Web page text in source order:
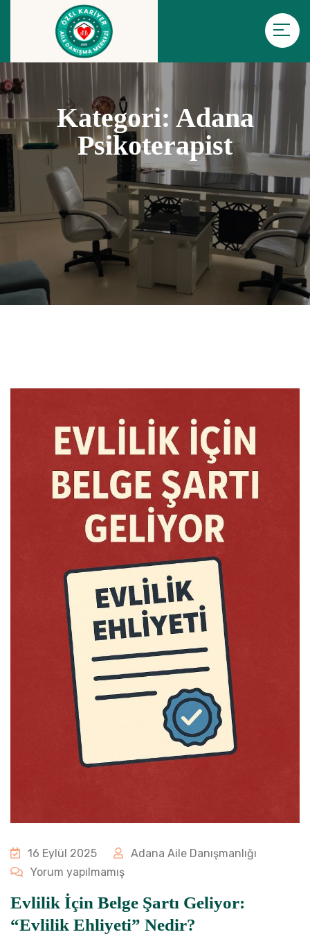
Kategori: Adana
Psikoterapist
16 Eylül 2025
Adana Aile Danışmanlığı
Yorum yapılmamış
Evlilik İçin Belge Şartı Geliyor:
“Evlilik Ehliyeti” Nedir?